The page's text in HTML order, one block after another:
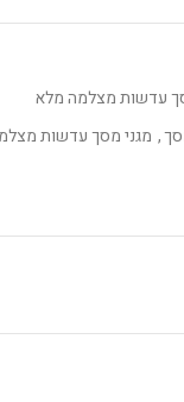
עדשות מצלמה מלא
, מגני מסך עדשות